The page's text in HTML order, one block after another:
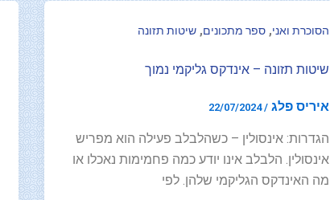
הסוכרת ואני, ספר מתכונים, שיטות תזונה
שיטות תזונה – אינדקס גליקמי נמוך
איריס פלג /
22/07/2024
הגדרות: אינסולין – כשהלבלב פעילה הוא מפריש
אינסולין. הלבלב אינו יודע כמה פחמימות נאכלו או
מה האינדקס הגליקמי שלהן. לפי